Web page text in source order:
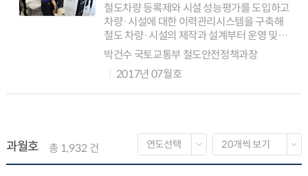
철도차량 등록제와 시설 성능평가를 도입하고
차량·시설에 대한 이력관리시스템을 구축해
철도 차량·시설의 제작과 설계부터 운영 및
폐기에 이르기까지 모든 과정에서 체계적인
관리를 강화한다. 철도차량 중 주요 부품에
대해서는 교체주기를 강화하고, 과학적
박건수 국토교통부 철도안전정책과장
2017년 07월호
과월호 총 1,932 건